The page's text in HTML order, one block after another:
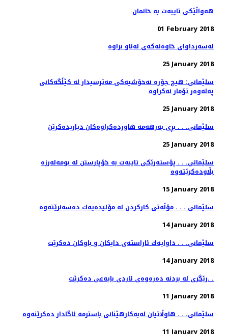
هه‌واڵێكی تایبه‌ت به‌ خانمان
01 February 2018
25 January 2018
سلێمانی: هیچ جۆره‌ نه‌خۆشیه‌كی مه‌ترسیدار له‌ كێڵگه‌كانی
25 January 2018
سلێمانی. . . بڕی به‌رهه‌مه‌ هاورده‌كراوه‌كان دیاریده‌كرێن
25 January 2018
سلێمانی. . . پۆسته‌رێكی تایبه‌ت به‌ خۆپارستن له‌ بومه‌له‌رزه‌
15 January 2018
سلێمانی . . . مۆڵەتی كاركردن لە مۆلیدەیەك دەسەنرێتەوە
14 January 2018
سلێمانی. . . داوایه‌ك ئاراسته‌ی دایكان و باوكان ده‌كرێت
14 January 2018
رێگری له‌ بردنه‌ ده‌ره‌وه‌ی ئاردی بایه‌عی ده‌كرێت. .
11 January 2018